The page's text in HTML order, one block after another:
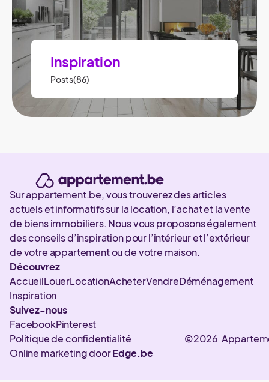
Inspiration
Posts(86)
Sur appartement.be, vous trouverez des articles
actuels et informatifs sur la location, l’achat et la vente
de biens immobiliers. Nous vous proposons également
des conseils d’inspiration pour l’intérieur et l’extérieur
de votre appartement ou de votre maison.
Découvrez
AccueilLouerLocationAcheterVendreDéménagement
Inspiration
Suivez-nous
FacebookPinterest
©2026
Politique de confidentialité
Online marketing doorEdge.be